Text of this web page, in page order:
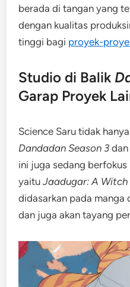
berada di tangan yang
dengan kualitas
tinggi bagi proyek-
Studio di Balik
Garap Proyek
Science Saru tidak
Dandadan Season 3 dan
ini juga sedang
yaituJaadugar: A Witch
didasarkan pada manga
dan juga akan tayang